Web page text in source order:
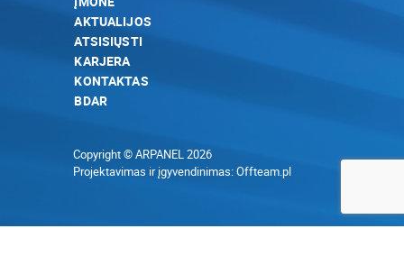
AKTUALIJOS
ATSISIŲSTI
KARJERA
KONTAKTAS
BDAR
Copyright © ARPANEL 2026
Projektavimas ir įgyvendinimas:Offteam.pl